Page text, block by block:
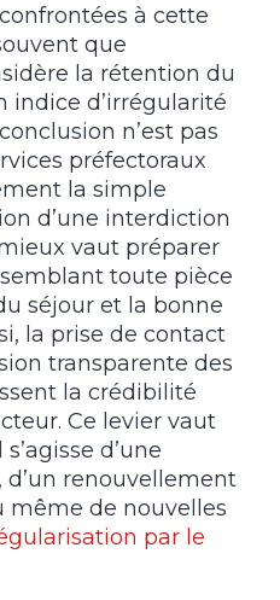
à cette
que
la rétention du
indice d’irrégularité
n’est pas
préfectoraux
la simple
d’une interdiction
vaut préparer
toute pièce
séjour et la bonne
la prise de contact
transparente des
la crédibilité
Ce levier vaut
d’une
renouvellement
même de nouvelles
par le